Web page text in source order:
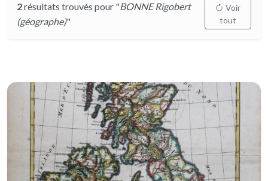
2résultats trouvés pour "BONNE Rigobert
(géographe)"
Voir
tout